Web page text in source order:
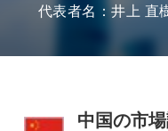
代表者名：井上 直
中国の市